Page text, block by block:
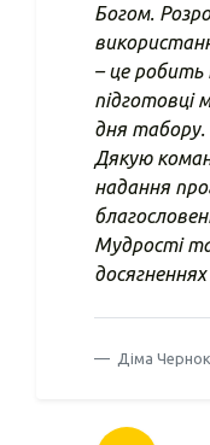
Богом.
– це робить
підготовці
дня табору.
Дякую
надання
Мудрості та
Діма